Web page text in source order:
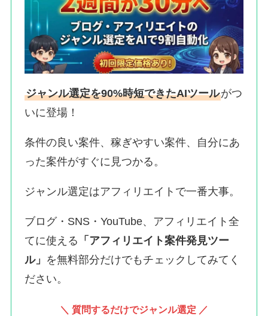
ジャンル選定を90%時短できたAIツールがつ
いに登場！
条件の良い案件、稼ぎやすい案件、自分にあ
った案件がすぐに見つかる。
ジャンル選定はアフィリエイトで一番大事。
ブログ・SNS・YouTube、アフィリエイト全
てに使える 「アフィリエイト案件発見ツー
ル」 を無料部分だけでもチェックしてみてく
ださい。
＼ 質問するだけでジャンル選定 ／